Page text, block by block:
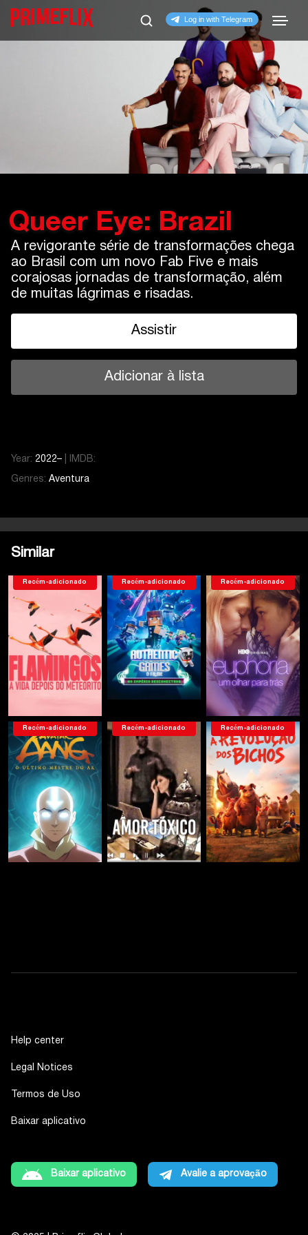
Queer Eye: Brazil
A revigorante série de transformações chega
ao Brasil com um novo Fab Five e mais
corajosas jornadas de transformação, além
de muitas lágrimas e risadas.
Assistir
Adicionar à lista
Year: 2022– IMDB:
Genres: Aventura
Serie 1
Serie 4
Serie 5
Serie 6
Temporada 1
Similar
Recém-adicionado Recém-adicionado Recém-adicionado
Recém-adicionado Recém-adicionado Recém-adicionado
Help center
Legal Notices
Termos de Uso
Baixar aplicativo
Baixar aplicativo Avalie a aprovação